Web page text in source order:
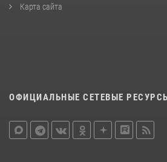
Карта сайта
ОФИЦИАЛЬНЫЕ СЕТЕВЫЕ